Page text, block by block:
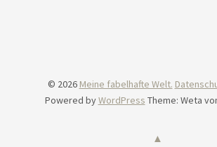
© 2026 Meine fabelhafte Welt.
Powered byWordPress Theme: Weta